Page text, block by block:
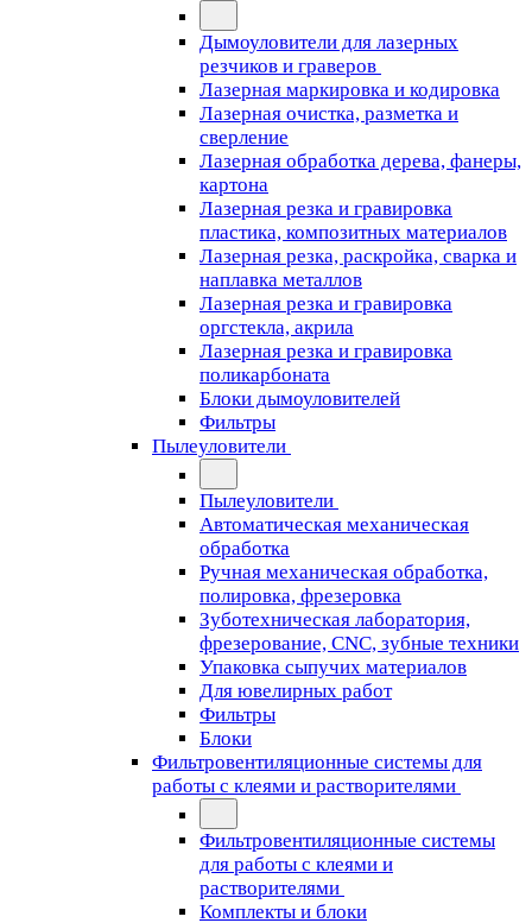
Дымоуловители для лазерных
резчиков и граверов
Лазерная маркировка и кодировка
Лазерная очистка, разметка и
сверление
Лазерная обработка дерева, фанеры,
картона
Лазерная резка и гравировка
пластика, композитных материалов
Лазерная резка, раскройка, сварка и
наплавка металлов
Лазерная резка и гравировка
оргстекла, акрила
Лазерная резка и гравировка
поликарбоната
Блоки дымоуловителей
Фильтры
Пылеуловители
Пылеуловители
Автоматическая механическая
обработка
Ручная механическая обработка,
полировка, фрезеровка
Зуботехническая лаборатория,
фрезерование, CNC, зубные техники
Упаковка сыпучих материалов
Для ювелирных работ
Фильтры
Блоки
Фильтровентиляционные системы для
работы с клеями и растворителями
Фильтровентиляционные системы
для работы с клеями и
растворителями
Комплекты и блоки